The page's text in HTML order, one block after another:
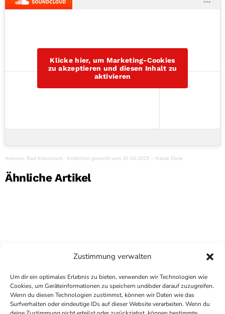
Zustimmung verwalten
Um dir ein optimales Erlebnis zu bieten, verwenden wir Technologien wie
Cookies, um Geräteinformationen zu speichern und/oder darauf zuzugreifen.
Wenn du diesen Technologien zustimmst, können wir Daten wie das
Surfverhalten oder eindeutige IDs auf dieser Website verarbeiten. Wenn du
Klicke hier, um Marketing-Cookies
zu akzeptieren und diesen Inhalt zu
aktivieren
Antenne Bad Kreuznach · Körbchen gesucht vom 30.04.2025 – Katze Dorle
Ähnliche Artikel